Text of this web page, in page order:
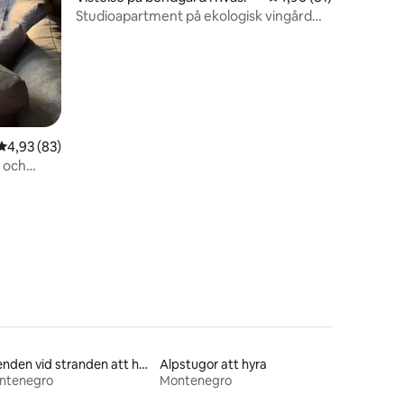
av 5 i genomsnittligt betyg, 83 omdömen
4,93 (83)
Studioapartment på ekologisk vingård
Boenden vid stranden att hyra
Alpstugor att hyra
Montenegro